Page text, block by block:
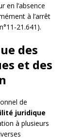
en l’absence
à l’arrêt
21.641).
des
et des
de
juridique
à plusieurs